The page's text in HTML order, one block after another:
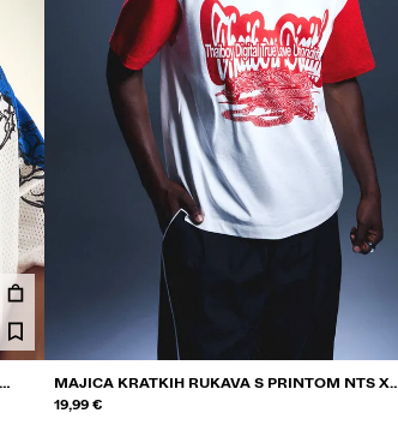
MAJICA KRATKIH RUKAVA S PRINTOM NTS X
THAIBOY DIGITAL
19,99 €